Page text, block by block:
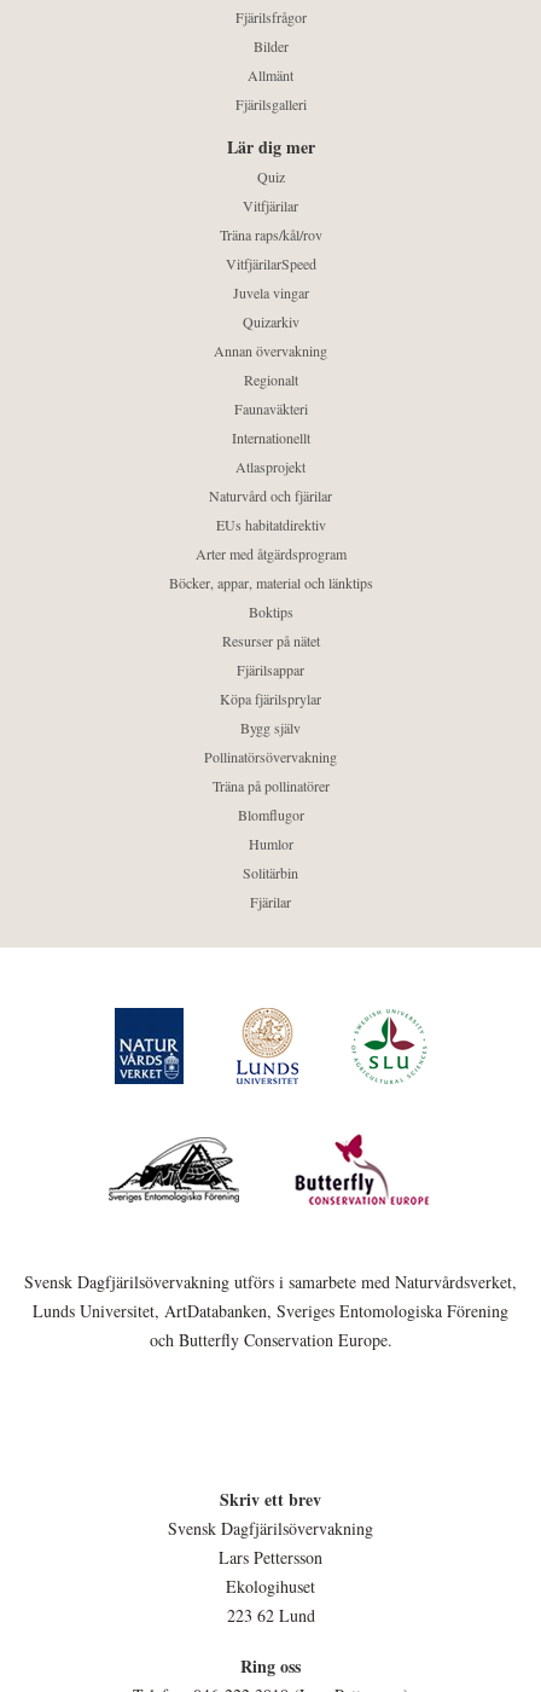
Fjärilsfrågor
Bilder
Allmänt
Fjärilsgalleri
Lär dig mer
Quiz
Vitfjärilar
Träna raps/kål/rov
VitfjärilarSpeed
Juvela vingar
Quizarkiv
Annan övervakning
Regionalt
Faunaväkteri
Internationellt
Atlasprojekt
Naturvård och fjärilar
EUs habitatdirektiv
Arter med åtgärdsprogram
Böcker, appar, material och länktips
Boktips
Resurser på nätet
Fjärilsappar
Köpa fjärilsprylar
Bygg själv
Pollinatörsövervakning
Träna på pollinatörer
Blomflugor
Humlor
Solitärbin
Fjärilar
Svensk Dagfjärilsövervakning utförs i samarbete med Naturvårdsverket,
Lunds Universitet, ArtDatabanken, Sveriges Entomologiska Förening
och Butterfly Conservation Europe.
Skriv ett brev
Svensk Dagfjärilsövervakning
Lars Pettersson
Ekologihuset
223 62 Lund
Ring oss